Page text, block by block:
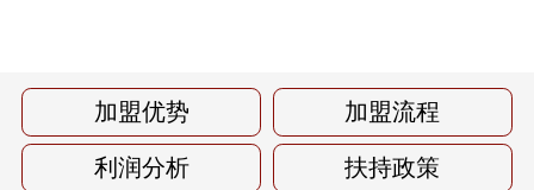
加盟优势 加盟流程
利润分析 扶持政策